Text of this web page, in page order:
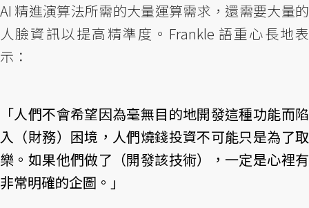
AI 精進演算法所需的大量運算需求，還需要大量的
人臉資訊以提高精準度。Frankle 語重心長地表
示：
「人們不會希望因為毫無目的地開發這種功能而陷
入（財務）困境，人們燒錢投資不可能只是為了取
樂。如果他們做了（開發該技術），一定是心裡有
非常明確的企圖。」